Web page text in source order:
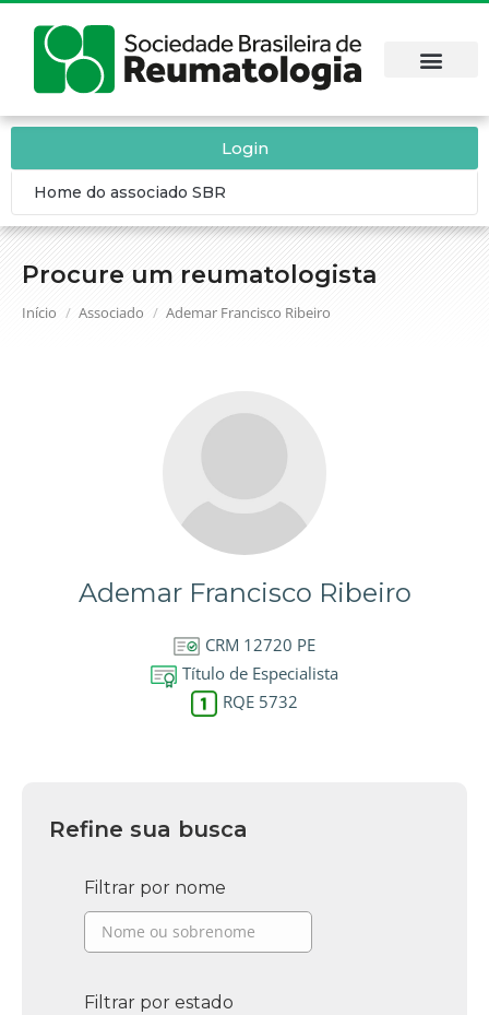
Procure um reumatologista
Você está aqui:
Início Associado Ademar Francisco Ribeiro
Login
Home do associado SBR
Ademar Francisco Ribeiro
CRM 12720 PE
Título de Especialista
RQE 5732
Refine sua busca
Filtrar por nome
Filtrar por estado